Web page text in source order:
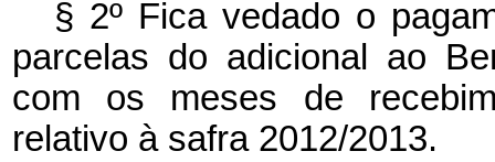
§ 2º Fica vedado o
parcelas do adicional ao
com os meses de
relativo à safra 2012/2013.